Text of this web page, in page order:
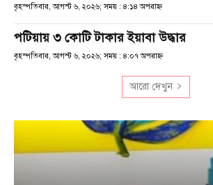
বৃহস্পতিবার, আগস্ট ৬, ২০২৬; সময় : ৪:১৪ অপরাহ্ণ
পটিয়ায় ৩ কোটি টাকার ইয়াবা উদ্ধার
বৃহস্পতিবার, আগস্ট ৬, ২০২৬; সময় : ৪:০৭ অপরাহ্ণ
আরো দেখুন